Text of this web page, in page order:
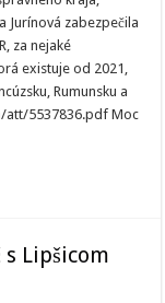
Jurínová zabezpečila
za nejaké
existuje od 2021,
Rumunsku a
att/5537836.pdf Moc
Lipšicom